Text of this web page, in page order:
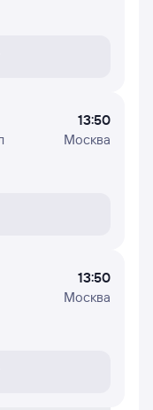
13:50
Москва
13:50
Москва